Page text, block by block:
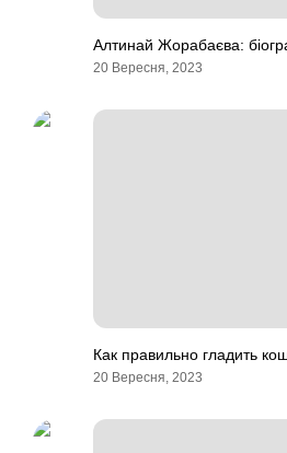
Алтинай Жорабаєва:
20 Вересня, 2023
Как правильно гладить
20 Вересня, 2023